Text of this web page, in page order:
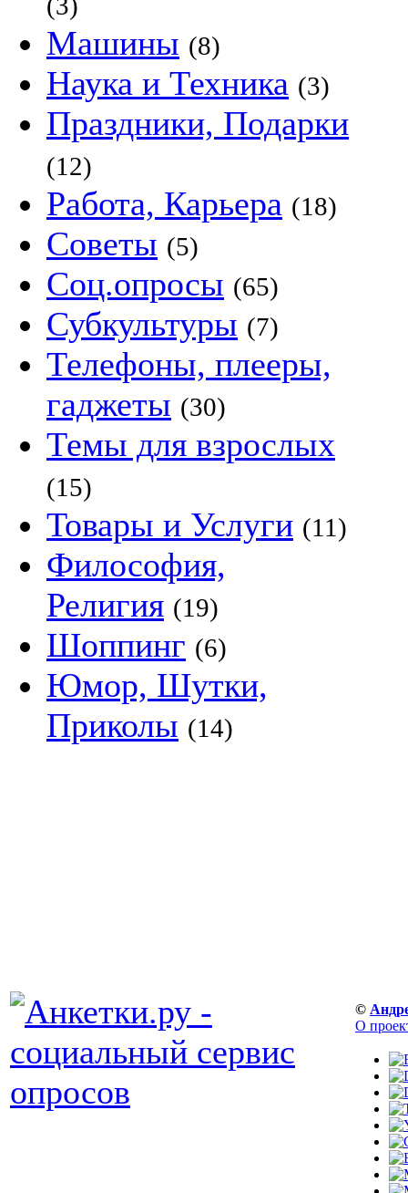
Машины (8)
Наука и Техника (3)
Праздники, Подарки
(12)
Работа, Карьера (18)
Советы (5)
Соц.опросы (65)
Субкультуры (7)
Телефоны, плееры,
гаджеты (30)
Темы для взрослых
(15)
Товары и Услуги (11)
Философия,
Религия (19)
Шоппинг (6)
Юмор, Шутки,
Приколы (14)
©
О